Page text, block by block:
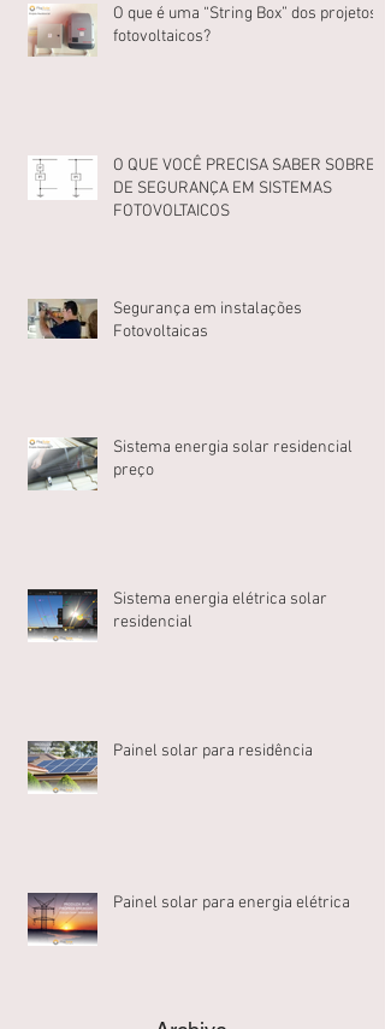
O que é uma “String Box” dos projetos
fotovoltaicos?
O QUE VOCÊ PRECISA SABER SOBRE
DE SEGURANÇA EM SISTEMAS
FOTOVOLTAICOS
Segurança em instalações
Fotovoltaicas
Sistema energia solar residencial
preço
Sistema energia elétrica solar
residencial
Painel solar para residência
Painel solar para energia elétrica